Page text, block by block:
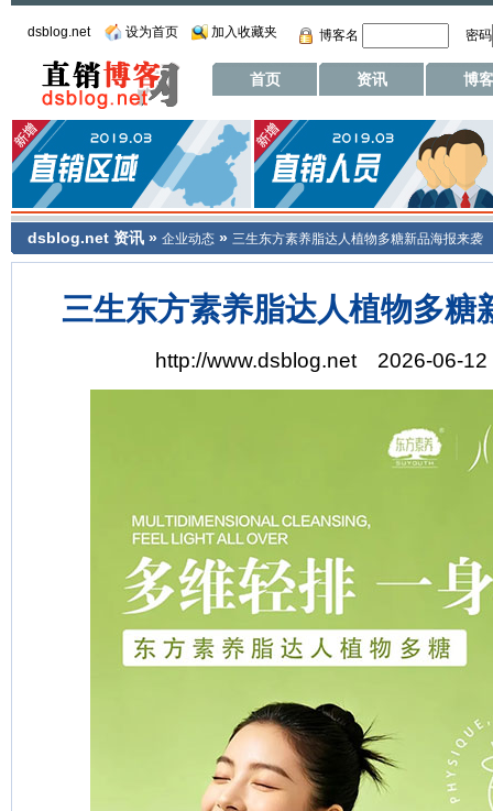
dsblog.net 设为首页 加入收藏夹 博客名 密码
首页 资讯 博客
dsblog.net 资讯 » 企业动态 » 三生东方素养脂达人植物多糖新品海报来袭
三生东方素养脂达人植物多糖
http://www.dsblog.net 2026-06-12